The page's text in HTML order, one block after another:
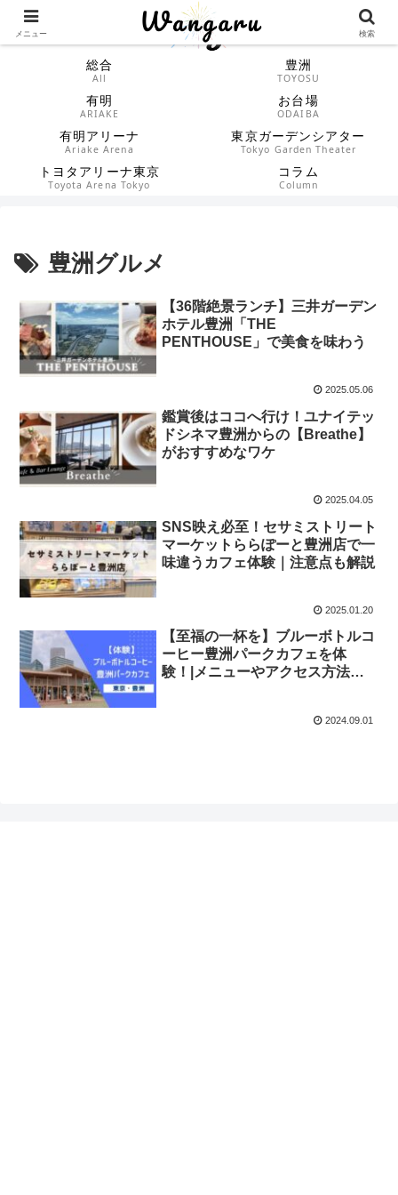
総合
All
豊洲
TOYOSU
有明
ARIAKE
お台場
ODAIBA
有明アリーナ
Ariake Arena
東京ガーデンシアター
Tokyo Garden Theater
トヨタアリーナ東京
Toyota Arena Tokyo
コラム
Column
豊洲グルメ
【36階絶景ランチ】三井ガーデン
ホテル豊洲「THE
PENTHOUSE」で美食を味わう
2025.05.06
鑑賞後はココへ行け！ユナイテッ
ドシネマ豊洲からの【Breathe】
がおすすめなワケ
2025.04.05
SNS映え必至！セサミストリート
マーケットららぽーと豊洲店で一
味違うカフェ体験｜注意点も解説
2025.01.20
【至福の一杯を】ブルーボトルコ
ーヒー豊洲パークカフェを体
験！|メニューやアクセス方法も
2024.09.01
メニュー 検索